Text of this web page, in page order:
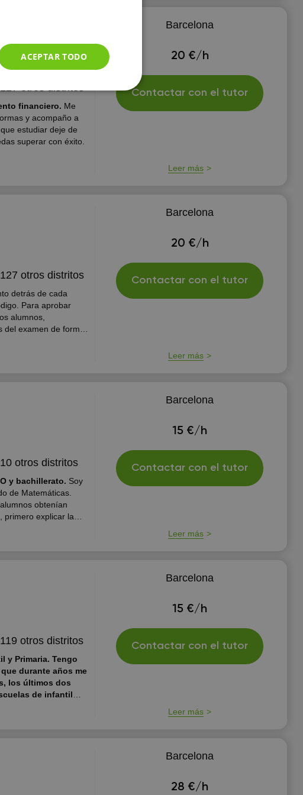
otros distritos
financiero. Me
y acompaño a
estudiar deje de
superar con éxito.
Barcelona
20 €/h
Contactar con el tutor
Leer más
otros distritos
detrás de cada
alumnos,
examen de forma
Barcelona
20 €/h
Contactar con el tutor
Leer más
otros distritos
y bachillerato. Soy
de Matemáticas.
obtenían
primero explicar la
similares a los
Barcelona
15 €/h
Contactar con el tutor
Leer más
otros distritos
y Primaria. Tengo
durante años me
los últimos dos
de infantil
Barcelona
15 €/h
Contactar con el tutor
Leer más
Barcelona
28 €/h
ACEPTAR TODO